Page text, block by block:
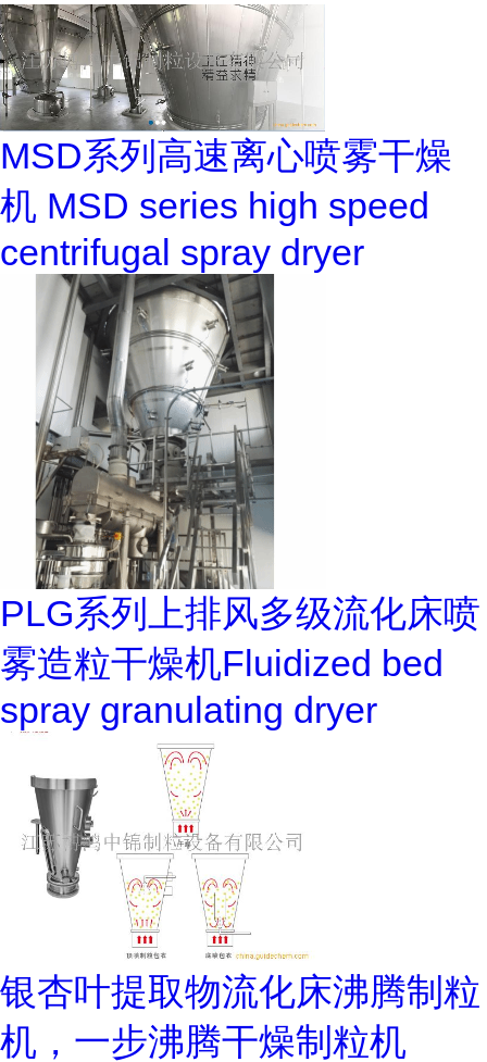
MSD系列高速离心喷雾干燥
机 MSD series high speed
centrifugal spray dryer
PLG系列上排风多级流化床喷
雾造粒干燥机Fluidized bed
spray granulating dryer
银杏叶提取物流化床沸腾制粒
机，一步沸腾干燥制粒机